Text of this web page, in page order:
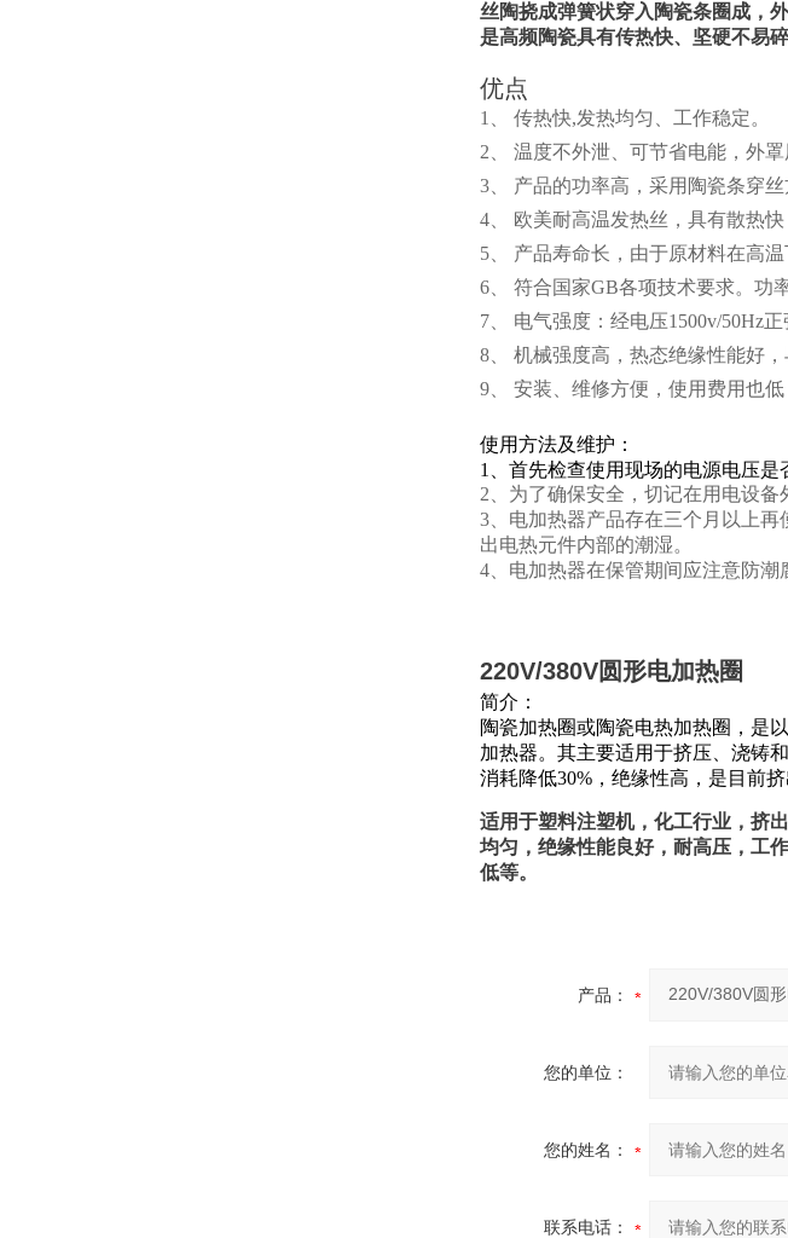
丝陶挠成弹簧状穿入陶瓷条圈成，
是高频陶瓷具有传热快、坚硬不易
优点
1、 传热快,发热均匀、工作稳定。
2、 温度不外泄、可节省电能，外
3、 产品的功率高，采用陶瓷条穿
4、 欧美耐高温发热丝，具有散热
5、 产品寿命长，由于原材料在高
6、 符合国家GB各项技术要求。功
7、 电气强度：经电压1500v/50Hz
8、 机械强度高，热态绝缘性能好
9、 安装、维修方便，使用费用也
使用方法及维护：
1、首先检查使用现场的电源电压
2、为了确保安全，切记在用电设备
3、电加热器产品存在三个月以上
出电热元件内部的潮湿。
4、电加热器在保管期间应注意防潮
220V/380V圆形电加热圈
简介：
陶瓷加热圈或陶瓷电热加热圈，是
加热器。 其主要适用于挤压、浇铸
消耗降低30%，绝缘性高，是目前
适用于塑料注塑机，化工行业，挤
均匀，绝缘性能良好，耐高压，工
低等。
产品：
您的单位：
您的姓名：
联系电话：